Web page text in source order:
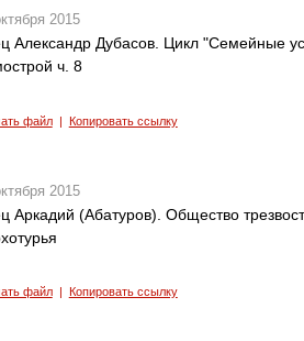
2015
Александр Дубасов. Цикл "Семейные
ч. 8
файл| Копировать ссылку
2015
Аркадий (Абатуров). Общество
файл| Копировать ссылку